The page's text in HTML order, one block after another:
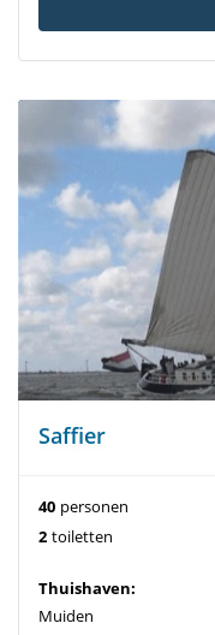
Saffier
40 personen
2 toiletten
Thuishaven:
Muiden